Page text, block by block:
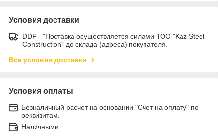
Условия доставки
DDP - "Поставка осуществляется силами ТОО "Kaz Steel
Construction" до склада (адреса) покупателя.
Все условия доставки
Условия оплаты
Безналичный расчет на основании "Счет на оплату" по
реквизитам.
Наличными